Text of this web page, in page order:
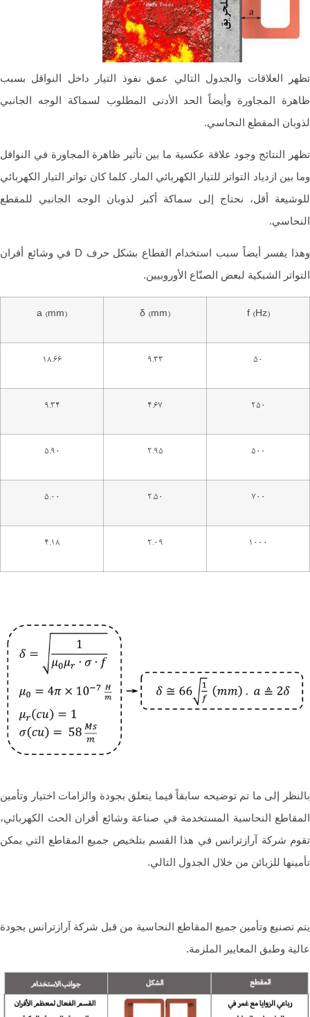
العلاقات والجدول التالي عمق نفوذ التيار داخل النواقل بسبب
المجاورة وأيضاً الحد الأدنى المطلوب لسماكة الوجه الجانبي
المقطع النحاسي.
النتائج وجود علاقة عكسية ما بين تأثير ظاهرة المجاورة في النواقل
بين ازدياد التواتر للتيار الكهربائي المار. كلما كان تواتر التيار الكهربائي
أقل، نحتاج إلى سماكة أكبر لذوبان الوجه الجانبي للمقطع
وهذا يفسر أيضاً سبب استخدام القطاع بشكل حرف D في وشائع أفران
الشبكية لبعض الصنّاع الأوروبيين.
f (Hz)
δ (mm)
a (mm)
9.33
18.66
250
4.67
9.34
500
2.95
5.90
700
2.50
5.00
1000
2.09
4.18
إلى ما تم توضيحه سابقاً فيما يتعلق بجودة والزامات اختيار وتأمين
النحاسية المستخدمة في صناعة وشائع أفران الحث الكهربائي،
شركة آرازترانس في هذا القسم بتلخيص جميع المقاطع التي يمكن
للزبائن من خلال الجدول التالي.
تصنيع وتأمين جميع المقاطع النحاسية من قبل شركة آرازترانس بجودة
وطبق المعايير الملزمة.